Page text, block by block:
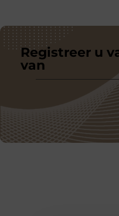
Registreer u
van